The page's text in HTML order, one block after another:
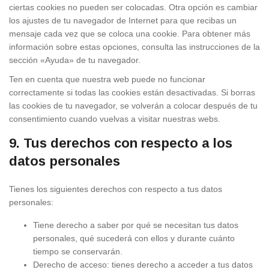
ciertas cookies no pueden ser colocadas. Otra opción es cambiar
los ajustes de tu navegador de Internet para que recibas un
mensaje cada vez que se coloca una cookie. Para obtener más
información sobre estas opciones, consulta las instrucciones de la
sección «Ayuda» de tu navegador.
Ten en cuenta que nuestra web puede no funcionar
correctamente si todas las cookies están desactivadas. Si borras
las cookies de tu navegador, se volverán a colocar después de tu
consentimiento cuando vuelvas a visitar nuestras webs.
9. Tus derechos con respecto a los
datos personales
Tienes los siguientes derechos con respecto a tus datos
personales:
Tiene derecho a saber por qué se necesitan tus datos
personales, qué sucederá con ellos y durante cuánto
tiempo se conservarán.
Derecho de acceso: tienes derecho a acceder a tus datos